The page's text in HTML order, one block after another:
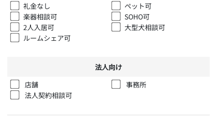
礼金なし
ペット可
楽器相談可
SOHO可
2人入居可
大型犬相談可
ルームシェア可
法人向け
店舗
事務所
法人契約相談可